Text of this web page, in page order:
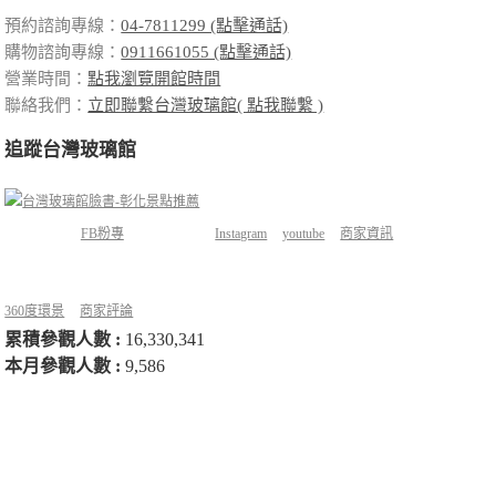
預約諮詢專線：04-7811299 (點擊通話)
購物諮詢專線：0911661055 (點擊通話)
營業時間：點我瀏覽開館時間
聯絡我們： 立即聯繫台灣玻璃館( 點我聯繫 )
追蹤台灣玻璃館
FB粉專 Instagram youtube 商家資訊
360度環景 商家評論
累積參觀人數 : 16,330,341
本月參觀人數 :9,586